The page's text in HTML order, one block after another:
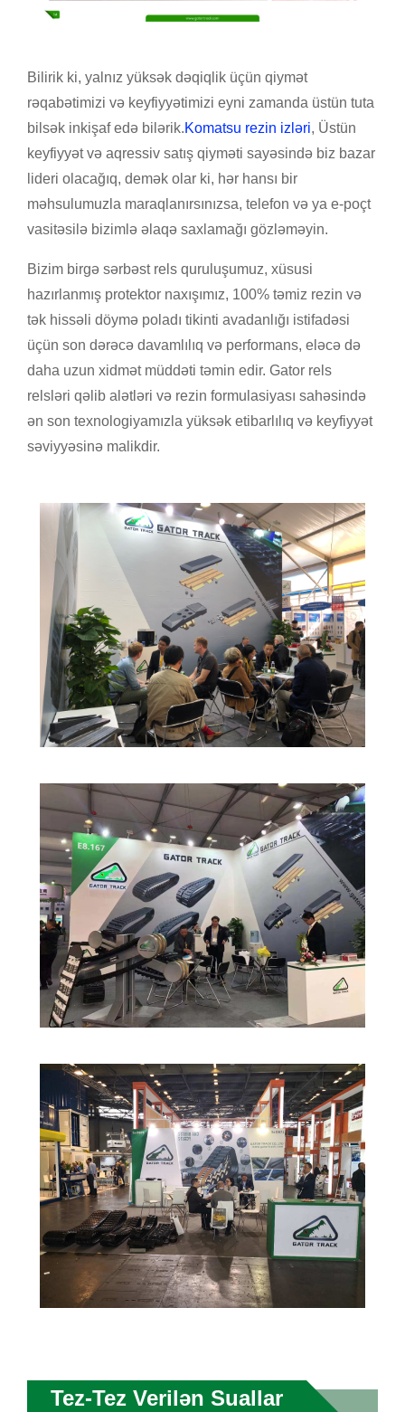
Bilirik ki, yalnız yüksək dəqiqlik üçün qiymət
rəqabətimizi və keyfiyyətimizi eyni zamanda üstün tuta
bilsək inkişaf edə bilərik.Komatsu rezin izləri, Üstün
keyfiyyət və aqressiv satış qiyməti sayəsində biz bazar
lideri olacağıq, demək olar ki, hər hansı bir
məhsulumuzla maraqlanırsınızsa, telefon və ya e-poçt
vasitəsilə bizimlə əlaqə saxlamağı gözləməyin.
Bizim birgə sərbəst rels quruluşumuz, xüsusi
hazırlanmış protektor naxışımız, 100% təmiz rezin və
tək hissəli döymə poladı tikinti avadanlığı istifadəsi
üçün son dərəcə davamlılıq və performans, eləcə də
daha uzun xidmət müddəti təmin edir. Gator rels
relsləri qəlib alətləri və rezin formulasiyası sahəsində
ən son texnologiyamızla yüksək etibarlılıq və keyfiyyət
səviyyəsinə malikdir.
Tez-Tez Verilən Suallar